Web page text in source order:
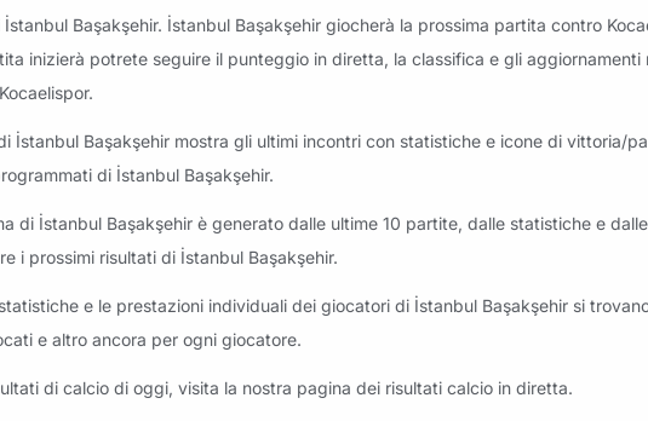
vs Kasımpaşa
Başakşehir. İstanbul Başakşehir giocherà la prossima partita contro
inizierà potrete seguire il punteggio in diretta, la classifica e gli
İstanbul Başakşehir mostra gli ultimi incontri con statistiche e icone di vittoria/
di İstanbul Başakşehir.
di İstanbul Başakşehir è generato dalle ultime 10 partite, dalle statistiche e
i prossimi risultati di İstanbul Başakşehir.
e le prestazioni individuali dei giocatori di İstanbul Başakşehir si
e altro ancora per ogni giocatore.
di calcio di oggi, visita la nostra pagina dei risultati calcio in diretta.